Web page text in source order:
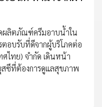
ผลิตภัณฑ์ครีมอาบน้ำใน
อบรับที่ดีจากผู้บริโภคต่อ
ศไทย) จำกัด เดินหน้า
สซึที่ต้องการดูแลสุขภาพ